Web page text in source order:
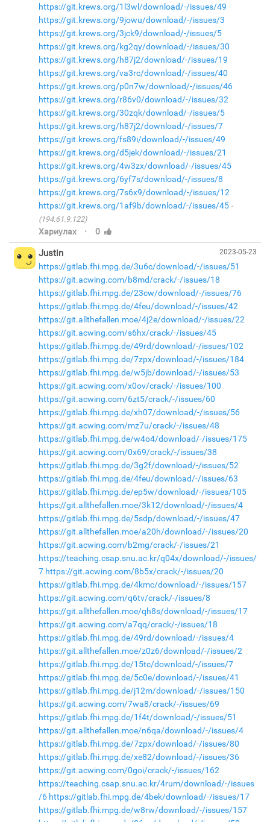
https://git.krews.org/1l3wl/download/-/issues/49
https://git.krews.org/9jowu/download/-/issues/3
https://git.krews.org/3jck9/download/-/issues/5
https://git.krews.org/kg2qy/download/-/issues/30
https://git.krews.org/h87j2/download/-/issues/19
https://git.krews.org/va3rc/download/-/issues/40
https://git.krews.org/p0n7w/download/-/issues/46
https://git.krews.org/r86v0/download/-/issues/32
https://git.krews.org/30zqk/download/-/issues/5
https://git.krews.org/h87j2/download/-/issues/7
https://git.krews.org/fs89i/download/-/issues/49
https://git.krews.org/d5jek/download/-/issues/21
https://git.krews.org/4w3zx/download/-/issues/45
https://git.krews.org/6yf7s/download/-/issues/8
https://git.krews.org/7s6x9/download/-/issues/12
https://git.krews.org/1af9b/download/-/issues/45
(194.61.9.122)
Хариулах · 0
2023-05-23
Justin
https://gitlab.fhi.mpg.de/3u6c/download/-/issues/51
https://git.acwing.com/b8md/crack/-/issues/18
https://gitlab.fhi.mpg.de/23cw/download/-/issues/76
https://gitlab.fhi.mpg.de/4feu/download/-/issues/42
https://git.allthefallen.moe/4j2e/download/-/issues/22
https://git.acwing.com/s6hx/crack/-/issues/45
https://gitlab.fhi.mpg.de/49rd/download/-/issues/102
https://gitlab.fhi.mpg.de/7zpx/download/-/issues/184
https://gitlab.fhi.mpg.de/w5jb/download/-/issues/53
https://git.acwing.com/x0ov/crack/-/issues/100
https://git.acwing.com/6zt5/crack/-/issues/60
https://gitlab.fhi.mpg.de/xh07/download/-/issues/56
https://git.acwing.com/mz7u/crack/-/issues/48
https://gitlab.fhi.mpg.de/w4o4/download/-/issues/175
https://git.acwing.com/0x69/crack/-/issues/38
https://gitlab.fhi.mpg.de/3g2f/download/-/issues/52
https://gitlab.fhi.mpg.de/4feu/download/-/issues/63
https://gitlab.fhi.mpg.de/ep5w/download/-/issues/105
https://git.allthefallen.moe/3k12/download/-/issues/4
https://gitlab.fhi.mpg.de/5sdp/download/-/issues/47
https://git.allthefallen.moe/a20h/download/-/issues/20
https://git.acwing.com/b2mg/crack/-/issues/21
https://teaching.csap.snu.ac.kr/q04x/download/-/issues/
7 https://git.acwing.com/8b5x/crack/-/issues/20
https://gitlab.fhi.mpg.de/4kmc/download/-/issues/157
https://git.acwing.com/q6tv/crack/-/issues/8
https://git.allthefallen.moe/qh8s/download/-/issues/17
https://git.acwing.com/a7qq/crack/-/issues/18
https://gitlab.fhi.mpg.de/49rd/download/-/issues/4
https://git.allthefallen.moe/z0z6/download/-/issues/2
https://gitlab.fhi.mpg.de/15tc/download/-/issues/7
https://gitlab.fhi.mpg.de/5c0e/download/-/issues/41
https://gitlab.fhi.mpg.de/j12m/download/-/issues/150
https://git.acwing.com/7wa8/crack/-/issues/69
https://gitlab.fhi.mpg.de/1f4t/download/-/issues/51
https://git.allthefallen.moe/n6qa/download/-/issues/4
https://gitlab.fhi.mpg.de/7zpx/download/-/issues/80
https://gitlab.fhi.mpg.de/xe82/download/-/issues/36
https://git.acwing.com/0goi/crack/-/issues/162
https://teaching.csap.snu.ac.kr/4rum/download/-/issues
/6 https://gitlab.fhi.mpg.de/4bek/download/-/issues/17
https://gitlab.fhi.mpg.de/w8rw/download/-/issues/157